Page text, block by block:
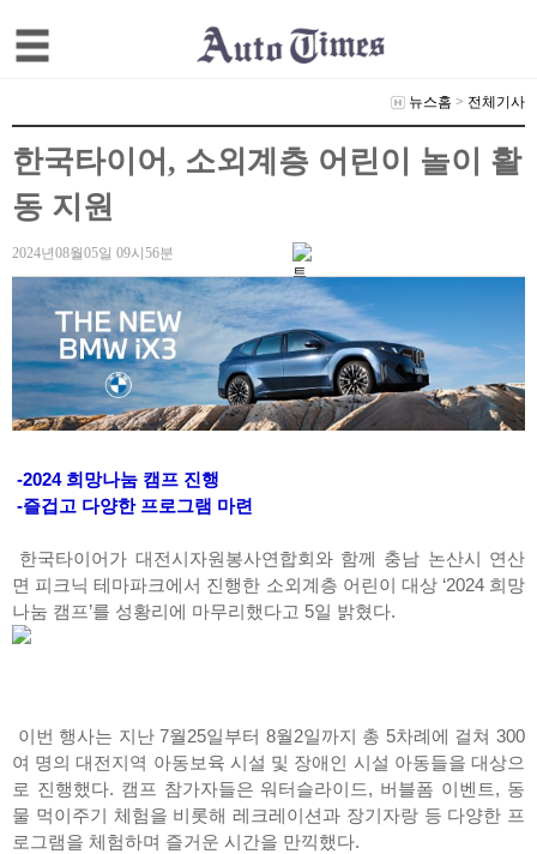
뉴스홈 > 전체기사
한국타이어, 소외계층 어린이 놀이 활
동 지원
2024년08월05일 09시56분
-2024 희망나눔 캠프 진행
-즐겁고 다양한 프로그램 마련
한국타이어가 대전시자원봉사연합회와 함께 충남 논산시 연산
면 피크닉 테마파크에서 진행한 소외계층 어린이 대상 ‘2024 희망
나눔 캠프’를 성황리에 마무리했다고 5일 밝혔다.
이번 행사는 지난 7월25일부터 8월2일까지 총 5차례에 걸쳐 300
여 명의 대전지역 아동보육 시설 및 장애인 시설 아동들을 대상으
로 진행했다. 캠프 참가자들은 워터슬라이드, 버블폼 이벤트, 동
물 먹이주기 체험을 비롯해 레크레이션과 장기자랑 등 다양한 프
로그램을 체험하며 즐거운 시간을 만끽했다.